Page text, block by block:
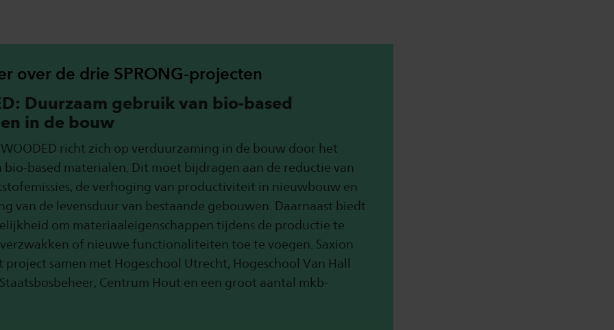
over de drie SPRONG-projecten
Duurzaam gebruik van bio-based
in de bouw
richt zich op verduurzaming in de bouw door het
bio-based materialen. Dit moet bijdragen aan de reductie van
de verhoging van productiviteit in nieuwbouw en
van de levensduur van bestaande gebouwen. Daarnaast biedt
om materiaaleigenschappen tijdens de productie te
of nieuwe functionaliteiten toe te voegen. Saxion
samen met Hogeschool Utrecht, Hogeschool Van Hall
Centrum Hout en een groot aantal mkb-